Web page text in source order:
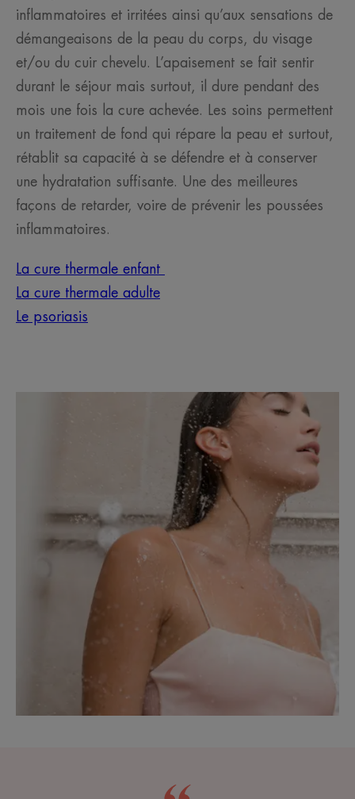
inflammatoires et irritées ainsi qu’aux sensations de
démangeaisons de la peau du corps, du visage
et/ou du cuir chevelu. L’apaisement se fait sentir
durant le séjour mais surtout, il dure pendant des
mois une fois la cure achevée. Les soins permettent
un traitement de fond qui répare la peau et surtout,
rétablit sa capacité à se défendre et à conserver
une hydratation suffisante. Une des meilleures
façons de retarder, voire de prévenir les poussées
inflammatoires.
La cure thermale enfant
La cure thermale adulte
Le psoriasis